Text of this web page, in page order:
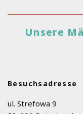
Unsere
Besuchsadresse
ul. Strefowa 9